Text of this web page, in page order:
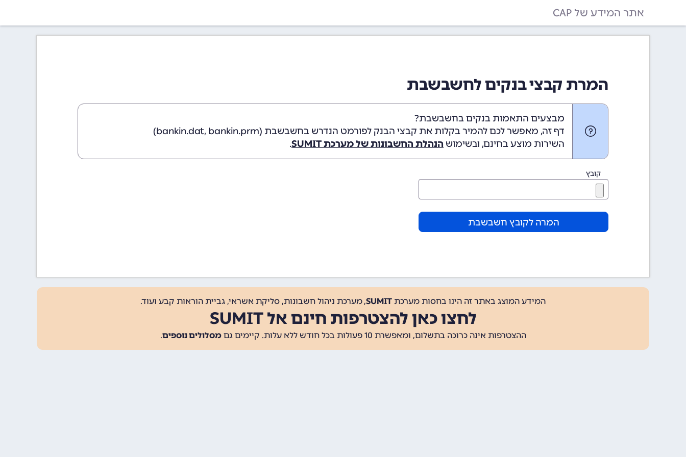
אתר המידע של CAP
המרת קבצי בנקים לחשבשבת
מבצעים התאמות בנקים בחשבשבת?
דף זה, מאפשר לכם להמיר בקלות את קבצי הבנק לפורמט הנדרש בחשבשבת (bankin.dat, bankin.prm)
השירות מוצע בחינם, ובשימוש הנהלת החשבונות של מערכת SUMIT .
קובץ
המרה לקובץ חשבשבת
המידע המוצג באתר זה הינו בחסות מערכת SUMIT, מערכת ניהול חשבונות, סליקת אשראי, גביית הוראות קבע ועוד.
לחצו כאן להצטרפות חינם אל SUMIT
ההצטרפות אינה כרוכה בתשלום, ומאפשרת 10 פעולות בכל חודש ללא עלות. קיימים גם מסלולים נוספים.